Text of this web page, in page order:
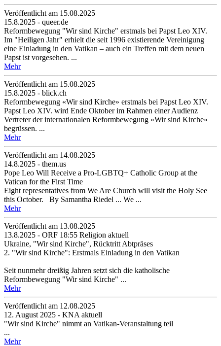
Veröffentlicht am 15­.08.2025
15.8.2025 - queer.de
Reformbewegung "Wir sind Kirche" erstmals bei Papst Leo XIV.
Im "Heiligen Jahr" erhielt die seit 1996 existierende Vereinigung
eine Einladung in den Vatikan – auch ein Treffen mit dem neuen
Papst ist vorgesehen. ...
Mehr
Veröffentlicht am 15­.08.2025
15.8.2025 - blick.ch
Reformbewegung «Wir sind Kirche» erstmals bei Papst Leo XIV.
Papst Leo XIV. wird Ende Oktober im Rahmen einer Audienz
Vertreter der internationalen Reformbewegung «Wir sind Kirche»
begrüssen. ...
Mehr
Veröffentlicht am 14­.08.2025
14.8.2025 - them.us
Pope Leo Will Receive a Pro-LGBTQ+ Catholic Group at the
Vatican for the First Time
Eight representatives from We Are Church will visit the Holy See
this October. By Samantha Riedel ... We ...
Mehr
Veröffentlicht am 13­.08.2025
13.8.2025 - ORF 18:55 Religion aktuell
Ukraine, "Wir sind Kirche", Rücktritt Abtpräses
2. "Wir sind Kirche": Erstmals Einladung in den Vatikan
Seit nunmehr dreißig Jahren setzt sich die katholische
Reformbewegung "Wir sind Kirche" ...
Mehr
Veröffentlicht am 12­.08.2025
12. August 2025 - KNA aktuell
"Wir sind Kirche" nimmt an Vatikan-Veranstaltung teil
...
Mehr